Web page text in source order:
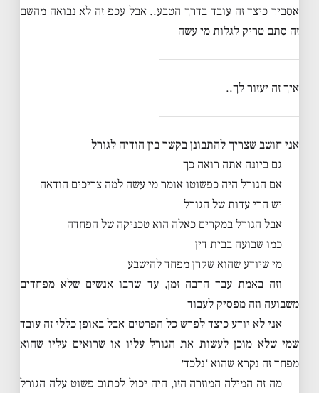
אסביר כיצד זה עובד בדרך הטבע.. אבל עכפ זה לא נבואה מהשם
זה סתם טריק לגלות מי עשה
איך זה יעזור לך..
אני חושב שצריך להתבונן בקשר בין הודיה לגורל
גם ביונה אתה רואה כך
אם הגורל היה כפשוטו אומר מי עשה למה צריכים הודאה
יש הרי עדות של הגורל
אבל הגורל במקרים כאלה הוא טכניקה של הפחדה
כמו שבועה בבית דין
מי שיודע שהוא שקרן מפחד להישבע
וזה באמת עבד הרבה זמן, עד שרבו אנשים שלא מפחדים
משבועה וזה מפסיק לעבוד
אני לא יודע כיצד לפרש כל הפרטים אבל באופן כללי זה עובד
שמי שלא מוכן לעשות את הגורל עליו או שרואים עליו שהוא
מפחד זה נקרא שהוא ‘נלכד׳
מה זה המילה המוזרה הזו, היה יכול לכתוב פשוט עלה הגורל